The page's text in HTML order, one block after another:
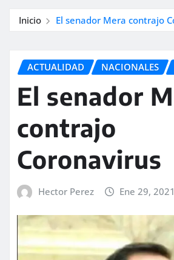
Inicio El senador Mera contrajo
ACTUALIDAD NACIONALES
El senador
contrajo
Coronavirus
Hector Perez Ene 29, 2021